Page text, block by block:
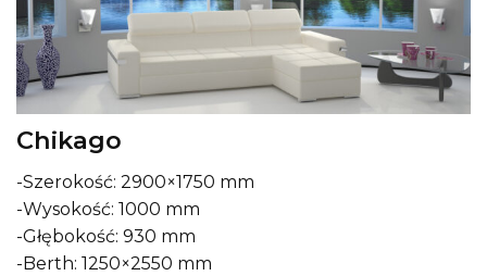
Chikago
-Szerokość: 2900×1750 mm
-Wysokość: 1000 mm
-Głębokość: 930 mm
-Berth: 1250×2550 mm